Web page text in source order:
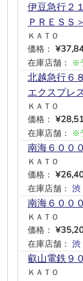
伊豆急行２
ＰＲＥＳＳ
ＫＡＴＯ
価格：
在庫店舗：
※
北越急行６
エクスプレ
ＫＡＴＯ
価格：
在庫店舗：
※
南海６００
ＫＡＴＯ
価格：
在庫店舗： 渋
南海６００
ＫＡＴＯ
価格：
在庫店舗： 渋
叡山電鉄９
ＫＡＴＯ